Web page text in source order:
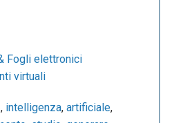
Fogli elettronici
virtuali
, intelligenza, artificiale,